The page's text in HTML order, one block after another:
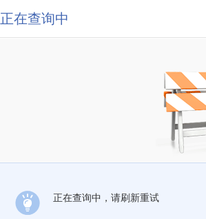
正在查询中
正在查询中，请刷新重试